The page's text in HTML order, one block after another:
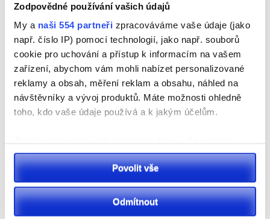
Zodpovědné používání vašich údajů
My a naši 554 partneři zpracováváme vaše údaje (jako
např. číslo IP) pomocí technologií, jako např. souborů
cookie pro uchování a přístup k informacím na vašem
zařízení, abychom vám mohli nabízet personalizované
reklamy a obsah, měření reklam a obsahu, náhled na
návštěvníky a vývoj produktů. Máte možnosti ohledně
toho, kdo vaše údaje používá a k jakým účelům.
údaje, a nastavte si předvolby včásti s podrobnostmi.
Svůj souhlas můžete kdykoliv změnit nebo odvolat v
části Prohlášení o souborech cookie.
K personalizaci obsahu a reklam, poskytování funkcí
Povolit vše
Odmítnout
Resslova na Dukle,“ objasnil náměstek Rychtecký.